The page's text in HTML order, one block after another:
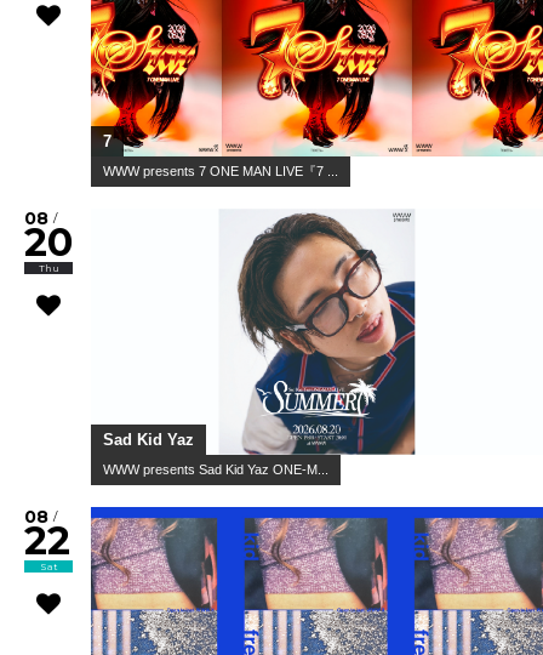
7
WWW presents 7 ONE MAN LIVE『7 ...
08 /
20
Thu
Sad Kid Yaz
WWW presents Sad Kid Yaz ONE-M...
08 /
22
Sat